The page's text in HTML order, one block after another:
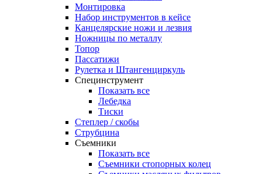
Монтировка
Набор инструментов в кейсе
Канцелярские ножи и лезвия
Ножницы по металлу
Топор
Пассатижи
Рулетка и Штангенциркуль
Специнструмент
Показать все
Лебедка
Тиски
Степлер / скобы
Струбцина
Съемники
Показать все
Съемники стопорных колец